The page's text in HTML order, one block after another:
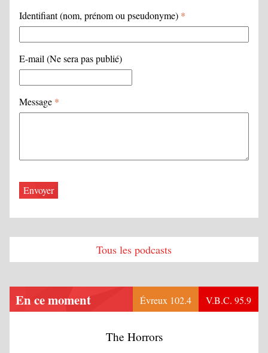
Identifiant (nom, prénom ou pseudonyme) *
E-mail (Ne sera pas publié)
Message *
Tous les podcasts
En ce moment Évreux 102.4 V.B.C. 95.9
The Horrors